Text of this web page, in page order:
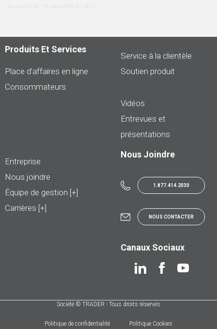
1er avril 2024 – 31 mars 2025 (n = 301).
Produits Et Services
Place d’affaires en ligne
Consommateurs
Service à la clientèle
Soutien produit
Vidéos
Entrevues et
présentations
Entreprise
Nous joindre
Équipe de gestion [+]
Carrières [+]
Nous Joindre
1.877.414.2030
NOUS CONTACTER
Canaux Sociaux
Société © TRADER - Tous droits réservés
Politique de confidentialité Politique Cookies